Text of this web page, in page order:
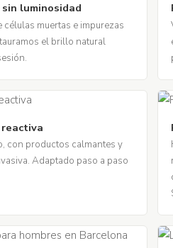
luminosidad
células muertas e impurezas
el brillo natural
con productos calmantes y
Adaptado paso a paso